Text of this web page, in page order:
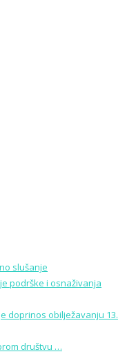
slušanje
podrške i osnaživanja
doprinos obilježavanju 13.
društvu …